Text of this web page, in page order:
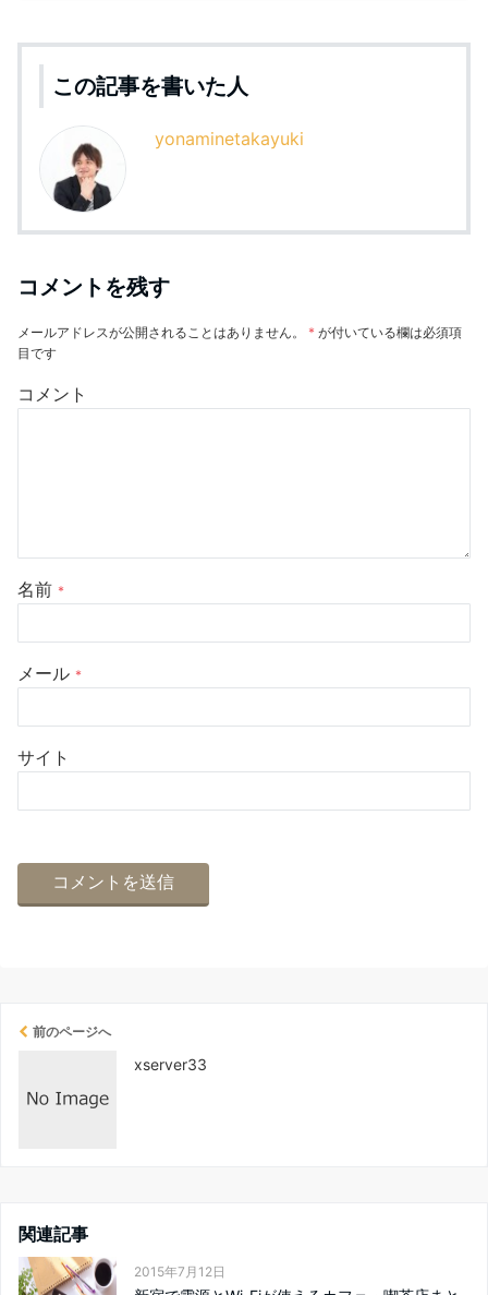
この記事を書いた人
yonaminetakayuki
コメントを残す
メールアドレスが公開されることはありません。 * が付いている欄は必須項
目です
コメント
名前 *
メール *
サイト
前のページへ
xserver33
関連記事
2015年7月12日